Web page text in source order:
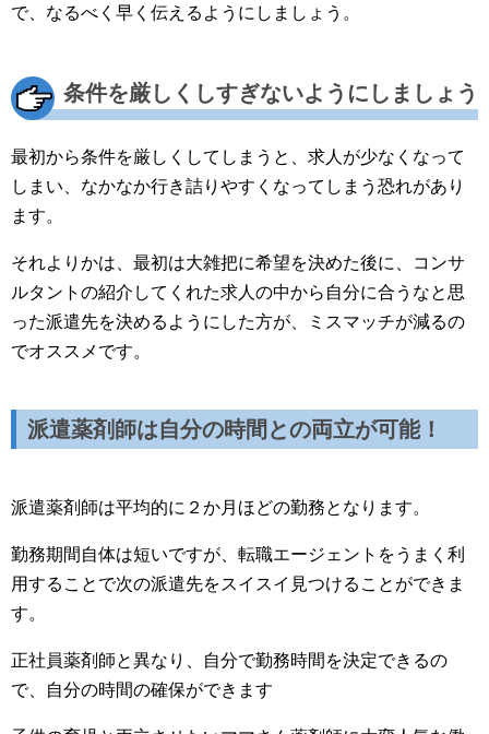
で、なるべく早く伝えるようにしましょう。
条件を厳しくしすぎないようにしましょう
最初から条件を厳しくしてしまうと、求人が少なくなって
しまい、なかなか行き詰りやすくなってしまう恐れがあり
ます。
それよりかは、最初は大雑把に希望を決めた後に、コンサ
ルタントの紹介してくれた求人の中から自分に合うなと思
った派遣先を決めるようにした方が、ミスマッチが減るの
でオススメです。
派遣薬剤師は自分の時間との両立が可能！
派遣薬剤師は平均的に２か月ほどの勤務となります。
勤務期間自体は短いですが、転職エージェントをうまく利
用することで次の派遣先をスイスイ見つけることができま
す。
正社員薬剤師と異なり、自分で勤務時間を決定できるの
で、自分の時間の確保ができます